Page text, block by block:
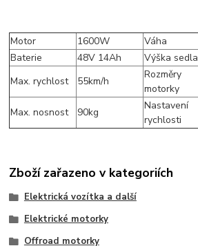
Motor 1600W Váha
Baterie
48V 14Ah Výška sedla
Max. rychlost
55km/h
Rozměry
motorky
Max. nosnost 90kg
Nastavení
rychlosti
Zboží zařazeno v kategoriích
Elektrická vozítka a další
Elektrické motorky
Offroad motorky